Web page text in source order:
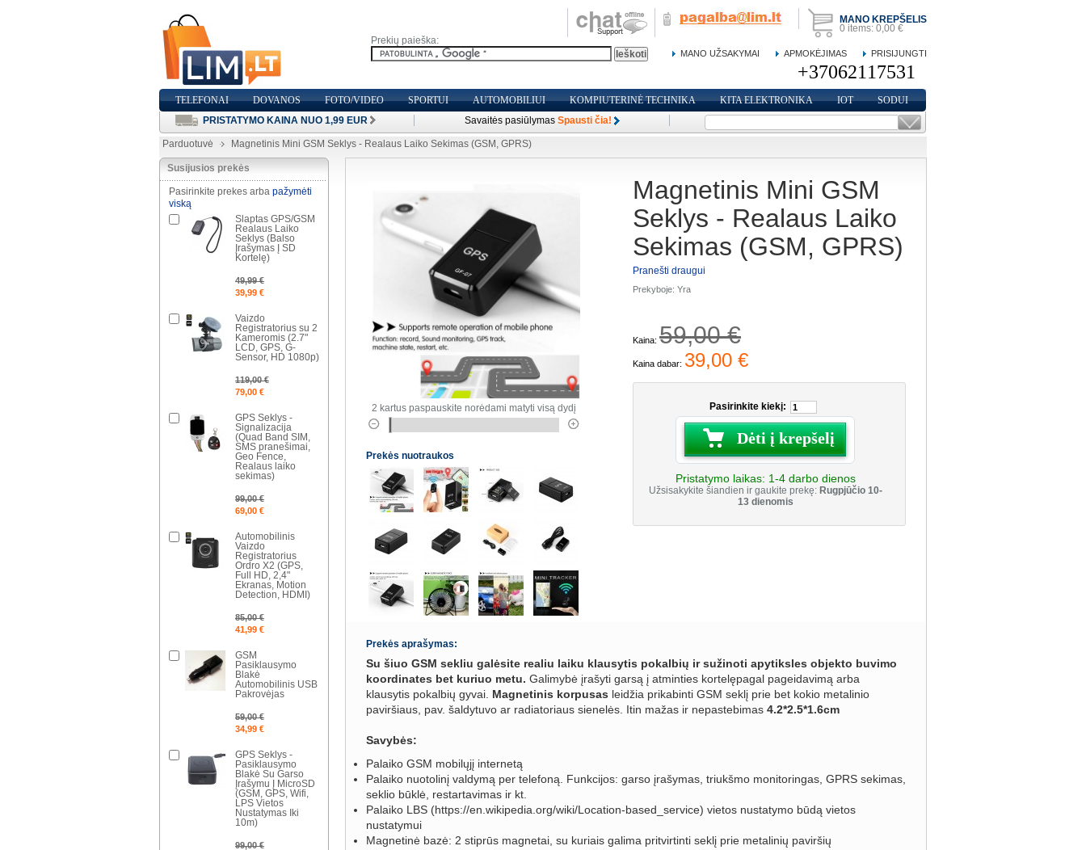
MANO KREPŠELIS
0 items: 0,00 €
Prekių paieška:
MANO UŽSAKYMAI APMOKĖJIMAS PRISIJUNGTI
TELEFONAI DOVANOS FOTO/VIDEO SPORTUI AUTOMOBILIUI KOMPIUTERINĖ TECHNIKA KITA ELEKTRONIKA IOT
SODUI
PRISTATYMO KAINA NUO 1,99 EUR
Savaitės pasiūlymas Spausti čia!
Parduotuvė Magnetinis Mini GSM Seklys - Realaus Laiko Sekimas (GSM, GPRS)
Magnetinis Mini GSM
Seklys - Realaus Laiko
Sekimas (GSM, GPRS)
Pranešti draugui
Prekyboje: Yra
Kaina: 59,00 €
Kaina dabar: 39,00 €
Pasirinkite kiekį:
Dėti į krepšelį
Pristatymo laikas: 1-4 darbo dienos
Užsisakykite šiandien ir gaukite prekę:Rugpjūčio 10-
13 dienomis
2 kartus paspauskite norėdami matyti visą dydį
Prekės nuotraukos
Prekės aprašymas:
Su šiuo GSM sekliu galėsite realiu laiku klausytis pokalbių ir sužinoti apytiksles objekto buvimo
koordinates bet kuriuo metu. Galimybė įrašyti garsą į atminties kortelępagal pageidavimą arba
klausytis pokalbių gyvai. Magnetinis korpusas leidžia prikabinti GSM seklį prie bet kokio metalinio
paviršiaus, pav. šaldytuvo ar radiatoriaus sienelės. Itin mažas ir nepastebimas 4.2*2.5*1.6cm
Savybės:
Palaiko GSM mobilųjį internetą
Palaiko nuotolinį valdymą per telefoną. Funkcijos: garso įrašymas, triukšmo monitoringas, GPRS sekimas,
seklio būklė, restartavimas ir kt.
Palaiko LBS (https://en.wikipedia.org/wiki/Location-based_service) vietos nustatymo būdą vietos
nustatymui
Magnetinė bazė: 2 stiprūs magnetai, su kuriais galima pritvirtinti seklį prie metalinių paviršių
Susijusios prekės
Pasirinkite prekes arba pažymėti
viską
Slaptas GPS/GSM
Realaus Laiko
Seklys (Balso
Įrašymas Į SD
Kortelę)
49,99 €
39,99 €
Vaizdo
Registratorius su 2
Kameromis (2.7"
LCD, GPS, G-
Sensor, HD 1080p)
119,00 €
79,00 €
GPS Seklys -
Signalizacija
(Quad Band SIM,
SMS pranešimai,
Geo Fence,
Realaus laiko
sekimas)
99,00 €
69,00 €
Automobilinis
Vaizdo
Registratorius
Ordro X2 (GPS,
Full HD, 2,4"
Ekranas, Motion
Detection, HDMI)
85,00 €
41,99 €
GSM
Pasiklausymo
Blakė
Automobilinis USB
Pakrovėjas
59,00 €
34,99 €
GPS Seklys -
Pasiklausymo
Blakė Su Garso
Įrašymu Į MicroSD
(GSM, GPS, Wifi,
LPS Vietos
Nustatymas Iki
10m)
99,00 €